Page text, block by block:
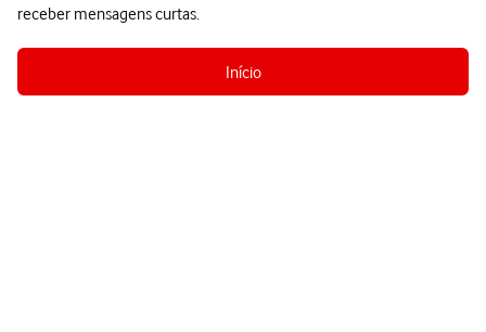
receber mensagens curtas.
Início